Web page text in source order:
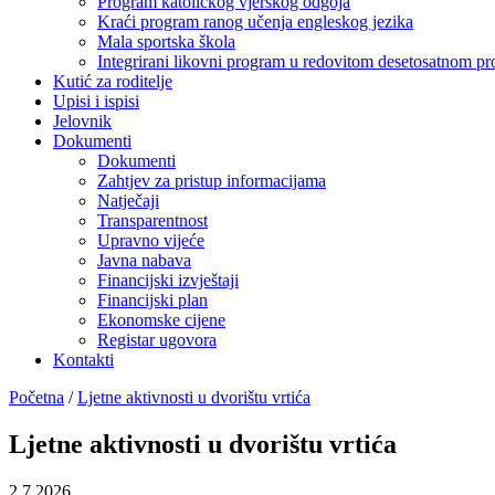
Kraći program ranog učenja engleskog jezika
Mala sportska škola
Integrirani likovni program u redovitom desetosatnom
Kutić za roditelje
Upisi i ispisi
Jelovnik
Dokumenti
Dokumenti
Zahtjev za pristup informacijama
Natječaji
Transparentnost
Upravno vijeće
Javna nabava
Financijski izvještaji
Financijski plan
Ekonomske cijene
Registar ugovora
Kontakti
Početna / Ljetne aktivnosti u dvorištu vrtića
Ljetne aktivnosti u dvorištu vrtića
2.7.2026.